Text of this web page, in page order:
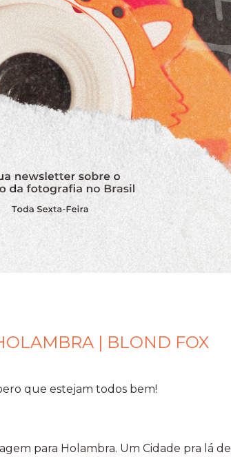
| BLOND FOX
que estejam todos bem!
para Holambra. Um Cidade pra lá de